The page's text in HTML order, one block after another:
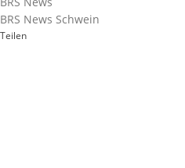
BRS News Schwein
Teilen